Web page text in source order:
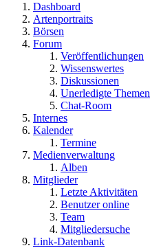
Dashboard
Artenportraits
Börsen
Forum
Veröffentlichungen
Wissenswertes
Diskussionen
Unerledigte Themen
Chat-Room
Internes
Kalender
Termine
Medienverwaltung
Alben
Mitglieder
Letzte Aktivitäten
Benutzer online
Team
Mitgliedersuche
Link-Datenbank